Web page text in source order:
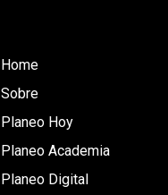
Home
Sobre
Planeo Hoy
Planeo Academia
Planeo Digital